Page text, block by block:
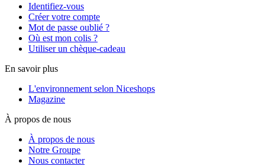
Identifiez-vous
Créer votre compte
Mot de passe oublié ?
Où est mon colis ?
Utiliser un chèque-cadeau
En savoir plus
L'environnement selon Niceshops
Magazine
À propos de nous
À propos de nous
Notre Groupe
Nous contacter